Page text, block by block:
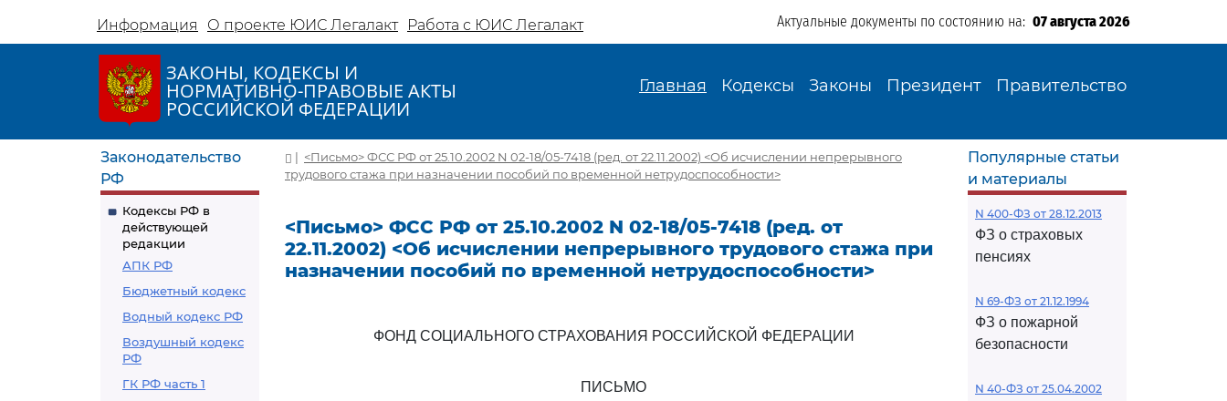
Информация О проекте ЮИС Легалакт Работа с ЮИС Легалакт Актуальные документы по состоянию на: 07 августа 2026
ЗАКОНЫ, КОДЕКСЫ И
НОРМАТИВНО-ПРАВОВЫЕ АКТЫ
РОССИЙСКОЙ ФЕДЕРАЦИИ
Главная Кодексы Законы Президент Правительство
Законодательство
РФ
Кодексы РФ в
действующей
редакции
АПК РФ
Бюджетный кодекс
Водный кодекс РФ
Воздушный кодекс
РФ
ГК РФ часть 1
| <Письмо> ФСС РФ от 25.10.2002 N 02-18/05-7418 (ред. от 22.11.2002) <Об исчислении непрерывного
трудового стажа при назначении пособий по временной нетрудоспособности>
<Письмо> ФСС РФ от 25.10.2002 N 02-18/05-7418 (ред. от
22.11.2002) <Об исчислении непрерывного трудового стажа при
назначении пособий по временной нетрудоспособности>
ФОНД СОЦИАЛЬНОГО СТРАХОВАНИЯ РОССИЙСКОЙ ФЕДЕРАЦИИ
ПИСЬМО
Популярные статьи
и материалы
N 400-ФЗ от 28.12.2013
ФЗ о страховых
пенсиях
N 69-ФЗ от 21.12.1994
ФЗ о пожарной
безопасности
N 40-ФЗ от 25.04.2002